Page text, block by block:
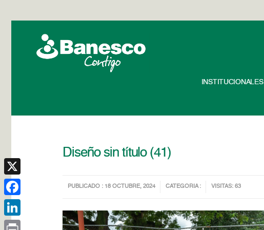
INSTITUCIONALES
Diseño sin título (41)
PUBLICADO : 18 OCTUBRE, 2024 CATEGORIA : VISITAS: 63
X
Facebook
LinkedIn